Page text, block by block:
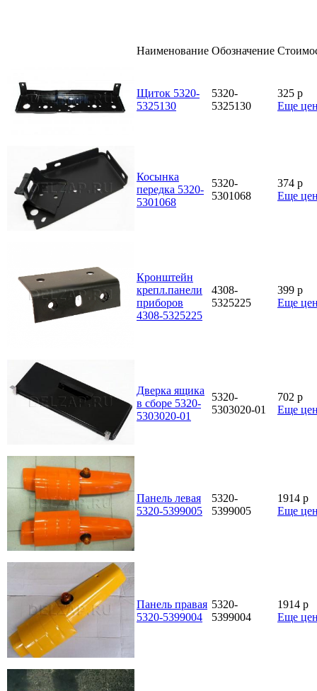
Наименование Обозначение
Щиток 5320-
5325130
5320-
5325130
325 p
Еще
Косынка
передка 5320-
5301068
5320-
5301068
374 p
Еще
Кронштейн
крепл.панели
приборов
4308-5325225
4308-
5325225
399 p
Еще
Дверка ящика
в сборе 5320-
5303020-01
5320-
5303020-01
702 p
Еще
Панель левая
5320-5399005
5320-
5399005
1914 p
Еще
Панель правая
5320-5399004
5320-
5399004
1914 p
Еще